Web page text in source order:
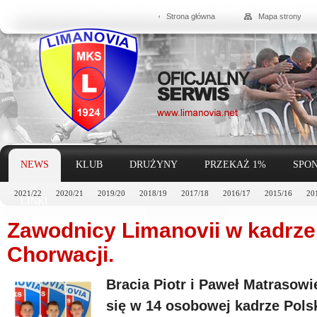
Strona główna Mapa strony
NEWS
2021/22 2020/21 2019/20 2018/19 2017/18 2016/17 2015/16
KLUB DRUŻYNY PRZEKAŻ 1%
Zawodnicy Limanovii w
Chorwacji.
Bracia Piotr i Paweł
się w 14 osobowej kadrze